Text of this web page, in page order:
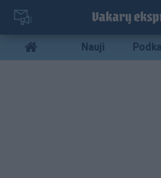
Pereiti
pagrindinį
turinį
Mobile
menu
Nauji